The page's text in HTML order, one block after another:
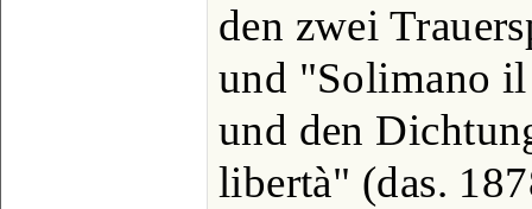
den zwei
und "Solimano
und den
libertà" (das.